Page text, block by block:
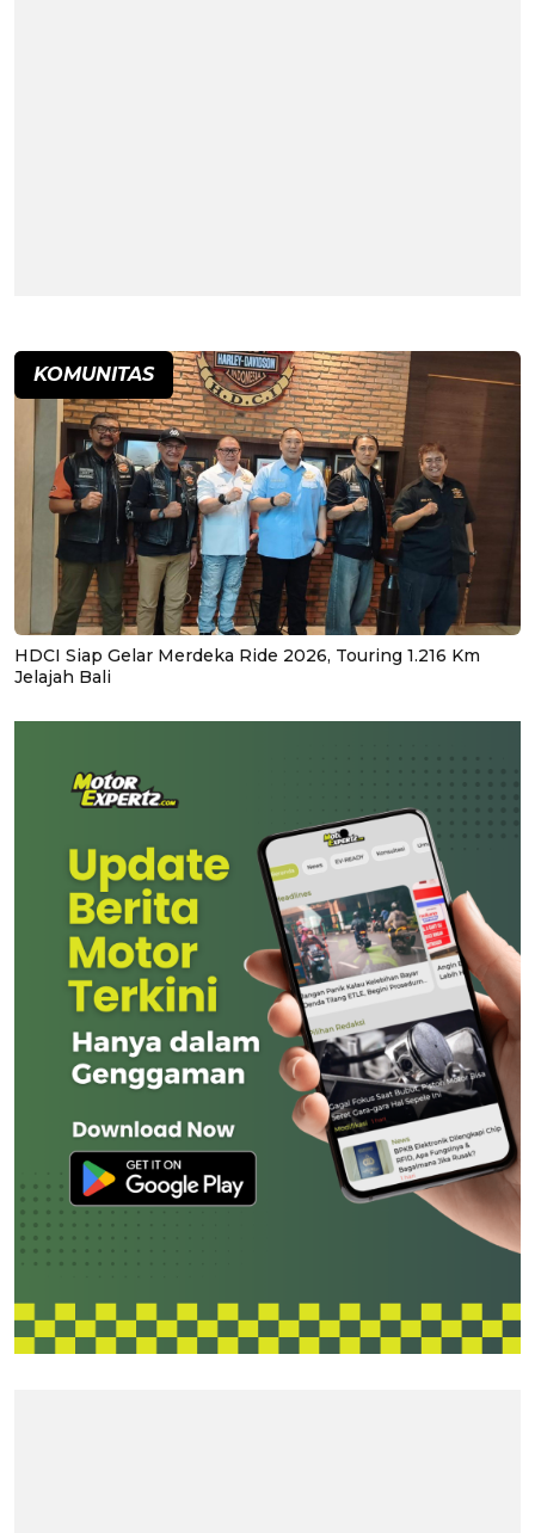
KOMUNITAS
HDCI Siap Gelar Merdeka Ride 2026, Touring 1.216 Km
Jelajah Bali